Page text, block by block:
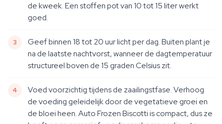
de kweek. Een stoffen pot van 10 tot 15 liter werkt
goed.
Geef binnen 18 tot 20 uur licht per dag. Buiten plant je
na de laatste nachtvorst, wanneer de dagtemperatuur
structureel boven de 15 graden Celsius zit.
Voed voorzichtig tijdens de zaailingstfase. Verhoog
de voeding geleidelijk door de vegetatieve groei en
de bloei heen. Auto Frozen Biscotti is compact, dus ze